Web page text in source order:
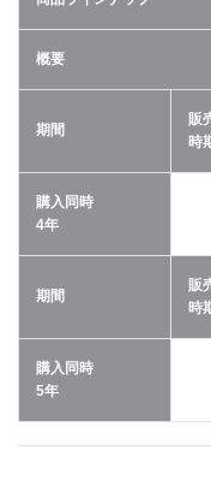
概要
期間
販
時
購入同時
4年
期間
販
時
購入同時
5年